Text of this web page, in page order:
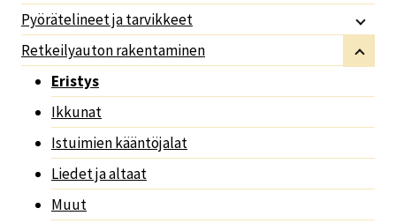
Pyörätelineet ja tarvikkeet
Retkeilyauton rakentaminen
Eristys
Ikkunat
Istuimien kääntöjalat
Liedet ja altaat
Muut